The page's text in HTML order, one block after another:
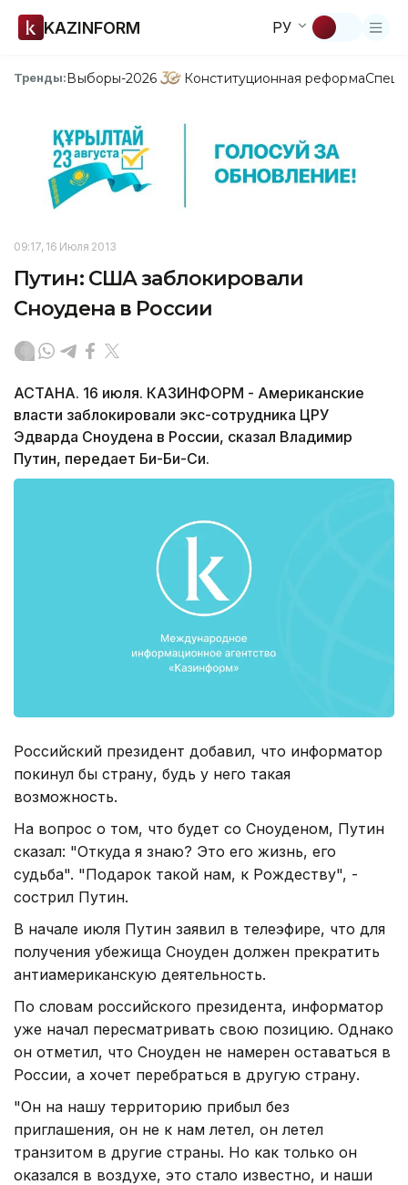
KAZINFORM РУ
Тренды:Выборы-2026 Конституционная реформа
09:17, 16 Июля 2013
Путин: США заблокировали
Сноудена в России
АСТАНА. 16 июля. КАЗИНФОРМ - Американские
власти заблокировали экс-сотрудника ЦРУ
Эдварда Сноудена в России, сказал Владимир
Путин, передает Би-Би-Си.
Российский президент добавил, что информатор
покинул бы страну, будь у него такая
возможность.
На вопрос о том, что будет со Сноуденом, Путин
сказал: "Откуда я знаю? Это его жизнь, его
судьба". "Подарок такой нам, к Рождеству", -
сострил Путин.
В начале июля Путин заявил в телеэфире, что для
получения убежища Сноуден должен прекратить
антиамериканскую деятельность.
По словам российского президента, информатор
уже начал пересматривать свою позицию. Однако
он отметил, что Сноуден не намерен оставаться в
России, а хочет перебраться в другую страну.
"Он на нашу территорию прибыл без
приглашения, он не к нам летел, он летел
транзитом в другие страны. Но как только он
оказался в воздухе, это стало известно, и наши